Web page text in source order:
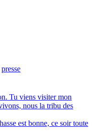
presse
Tu viens visiter mon
nous la tribu des
est bonne, ce soir toute